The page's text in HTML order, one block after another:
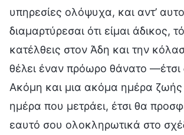
υπηρεσίες ολόψυχα, και αντ’
διαμαρτύρεσαι ότι είμαι άδικος,
κατέλθεις στον Άδη και την
θέλει έναν πρόωρο θάνατο —έτσι
Ακόμη και μια ακόμα ημέρα ζωής
ημέρα που μετράει, έτσι θα
εαυτό σου ολοκληρωτικά στο